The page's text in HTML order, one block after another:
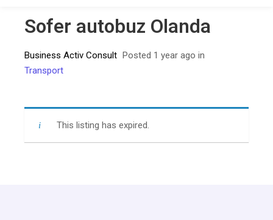
Sofer autobuz Olanda
Business Activ Consult Posted 1 year ago in
Transport
This listing has expired.